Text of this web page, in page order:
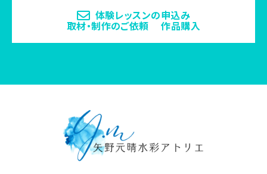
体験レッスンの申込み
取材・制作のご依頼 作品購入